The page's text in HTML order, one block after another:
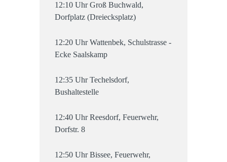
12:10 Uhr Groß Buchwald,
Dorfplatz (Dreiecksplatz)
12:20 Uhr Wattenbek, Schulstrasse -
Ecke Saalskamp
12:35 Uhr Techelsdorf,
Bushaltestelle
12:40 Uhr Reesdorf, Feuerwehr,
Dorfstr. 8
12:50 Uhr Bissee, Feuerwehr,